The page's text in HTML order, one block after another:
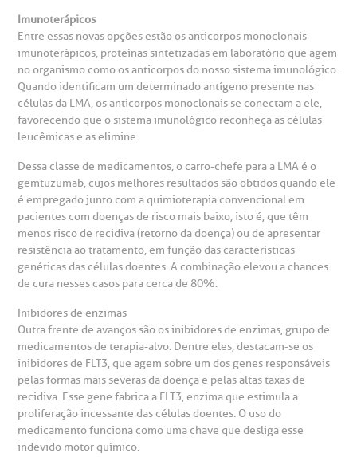
Fale Conosco
BP Mirante
Saiba mais
Endereço:
R. Martiniano de Carvalho, 965
CEP: 01323-001 | Bela Vista
São Paulo - SP
Clínica Medicina da Mulher
social
a BP
Conosco
de Benchmarking
de Bioética
Teleinterconsulta
de orçamento particular
de veracidade de atestado
atendimento
Cirurgia
frequentes
de Sangue
Imunoterápicos
Entre essas novas opções estão os anticorpos monoclonais
imunoterápicos, proteínas sintetizadas em laboratório que agem
no organismo como os anticorpos do nosso sistema imunológico.
Quando identificam um determinado antígeno presente nas
células da LMA, os anticorpos monoclonais se conectam a ele,
favorecendo que o sistema imunológico reconheça as células
leucêmicas e as elimine.
Dessa classe de medicamentos, o carro-chefe para a LMA é o
gemtuzumab, cujos melhores resultados são obtidos quando ele
é empregado junto com a quimioterapia convencional em
pacientes com doenças de risco mais baixo, isto é, que têm
menos risco de recidiva (retorno da doença) ou de apresentar
resistência ao tratamento, em função das características
genéticas das células doentes. A combinação elevou a chances
de cura nesses casos para cerca de 80%.
Inibidores de enzimas
Outra frente de avanços são os inibidores de enzimas, grupo de
medicamentos de terapia-alvo. Dentre eles, destacam-se os
inibidores de FLT3, que agem sobre um dos genes responsáveis
pelas formas mais severas da doença e pelas altas taxas de
recidiva. Esse gene fabrica a FLT3, enzima que estimula a
proliferação incessante das células doentes. O uso do
medicamento funciona como uma chave que desliga esse
indevido motor químico.